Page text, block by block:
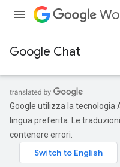
Google Chat
Google utilizza la tecnologia
lingua preferita. Le
contenere errori.